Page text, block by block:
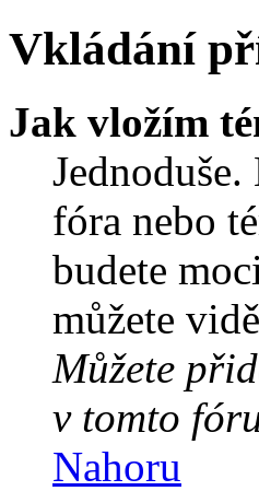
Vkládání
Jak vložím
fóra nebo
budete
můžete
Můžete
v tomto
Nahoru